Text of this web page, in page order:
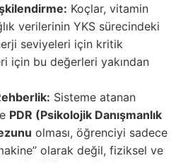
Koçlar, vitamin
verilerinin YKS sürecindeki
seviyeleri için kritik
için bu değerleri yakından
Sisteme atanan
PDR (Psikolojik Danışmanlık
olması, öğrenciyi sadece
olarak değil, fiziksel ve